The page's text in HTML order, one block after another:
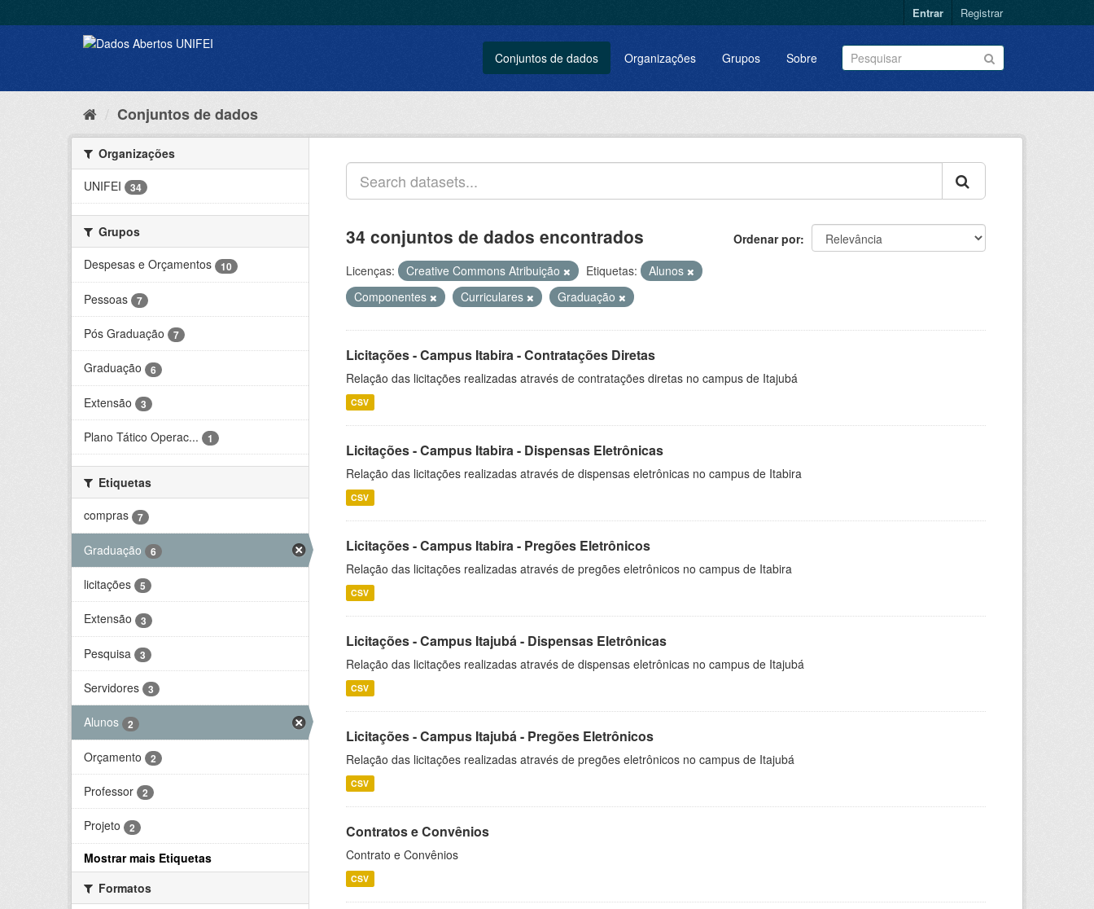
Entrar Registrar
Conjuntos de dados Organizações Grupos Sobre
Conjuntos de dados
Organizações
UNIFEI
34
Grupos
Despesas e Orçamentos
10
Pessoas 7
Pós Graduação 7
Graduação 6
Extensão 3
Plano Tático Operac... 1
Etiquetas
compras
7
Graduação 6
licitações 5
Extensão 3
Pesquisa 3
Servidores 3
Alunos 2
Orçamento 2
Professor 2
Projeto 2
Mostrar mais Etiquetas
Formatos
Ordenar por
34 conjuntos de dados encontrados
Licenças: Creative Commons Atribuição Etiquetas:
Alunos
Componentes
Curriculares Graduação
Licitações - Campus Itabira - Contratações Diretas
Relação das licitações realizadas através de contratações diretas no campus de Itajubá
CSV
Licitações - Campus Itabira - Dispensas Eletrônicas
Relação das licitações realizadas através de dispensas eletrônicas no campus de Itabira
CSV
Licitações - Campus Itabira - Pregões Eletrônicos
Relação das licitações realizadas através de pregões eletrônicos no campus de Itabira
CSV
Licitações - Campus Itajubá - Dispensas Eletrônicas
Relação das licitações realizadas através de dispensas eletrônicas no campus de Itajubá
CSV
Licitações - Campus Itajubá - Pregões Eletrônicos
Relação das licitações realizadas através de pregões eletrônicos no campus de Itajubá
CSV
Contratos e Convênios
Contrato e Convênios
CSV